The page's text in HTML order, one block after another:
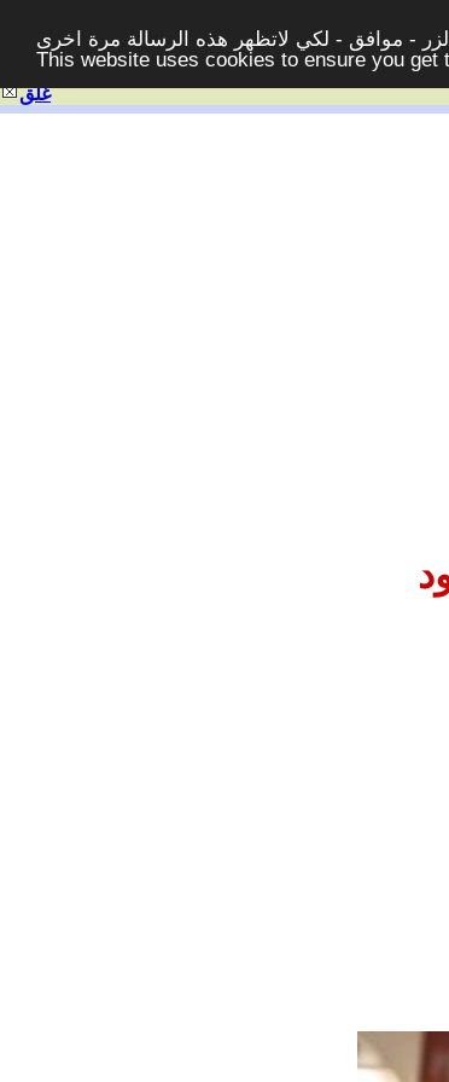
- موافق - لكي لاتظهر هذه الرسالة مرة اخرى -
This website uses cookies to ensure you get
غلق